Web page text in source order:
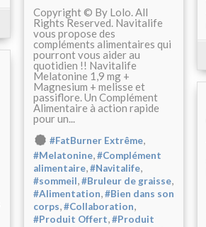
Copyright © By Lolo. All
Rights Reserved. Navitalife
vous propose des
compléments alimentaires qui
pourront vous aider au
quotidien !! Navitalife
Melatonine 1,9 mg +
Magnesium + melisse et
passiflore. Un Complément
Alimentaire à action rapide
pour un...
#FatBurner Extrême,
#Melatonine,#Complément
alimentaire,#Navitalife,
#sommeil,#Bruleur de graisse,
#Alimentation,#Bien dans son
corps,#Collaboration,
#Produit Offert,#Produit